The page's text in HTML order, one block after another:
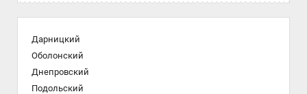
Дарницкий
Оболонский
Днепровский
Подольский